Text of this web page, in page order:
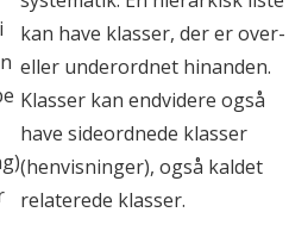
kan have klasser, der er over-
eller underordnet hinanden.
Klasser kan endvidere også
have sideordnede klasser
(henvisninger), også kaldet
relaterede klasser.